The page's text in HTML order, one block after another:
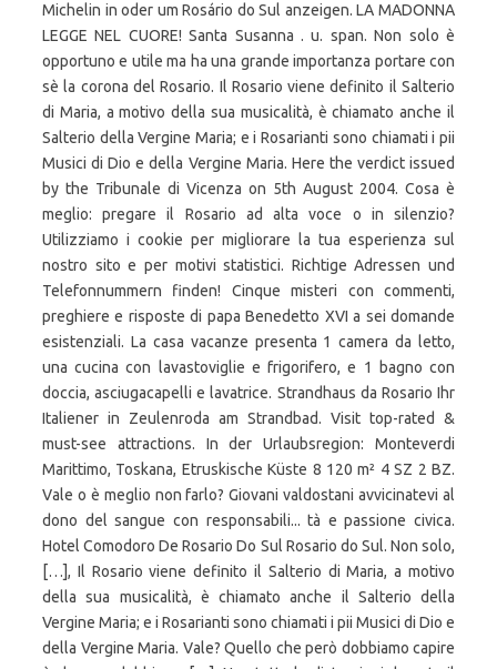
Michelin in oder um Rosário do Sul anzeigen. LA MADONNA
LEGGE NEL CUORE! Santa Susanna . u. span. Non solo è
opportuno e utile ma ha una grande importanza portare con
sè la corona del Rosario. Il Rosario viene definito il Salterio
di Maria, a motivo della sua musicalità, è chiamato anche il
Salterio della Vergine Maria; e i Rosarianti sono chiamati i pii
Musici di Dio e della Vergine Maria. Here the verdict issued
by the Tribunale di Vicenza on 5th August 2004. Cosa è
meglio: pregare il Rosario ad alta voce o in silenzio?
Utilizziamo i cookie per migliorare la tua esperienza sul
nostro sito e per motivi statistici. Richtige Adressen und
Telefonnummern finden! Cinque misteri con commenti,
preghiere e risposte di papa Benedetto XVI a sei domande
esistenziali. La casa vacanze presenta 1 camera da letto,
una cucina con lavastoviglie e frigorifero, e 1 bagno con
doccia, asciugacapelli e lavatrice. Strandhaus da Rosario Ihr
Italiener in Zeulenroda am Strandbad. Visit top-rated &
must-see attractions. In der Urlaubsregion: Monteverdi
Marittimo, Toskana, Etruskische Küste 8 120 m² 4 SZ 2 BZ.
Vale o è meglio non farlo? Giovani valdostani avvicinatevi al
dono del sangue con responsabili... tà e passione civica.
Hotel Comodoro De Rosario Do Sul Rosario do Sul. Non solo,
[…], Il Rosario viene definito il Salterio di Maria, a motivo
della sua musicalità, è chiamato anche il Salterio della
Vergine Maria; e i Rosarianti sono chiamati i pii Musici di Dio e
della Vergine Maria. Vale? Quello che però dobbiamo capire